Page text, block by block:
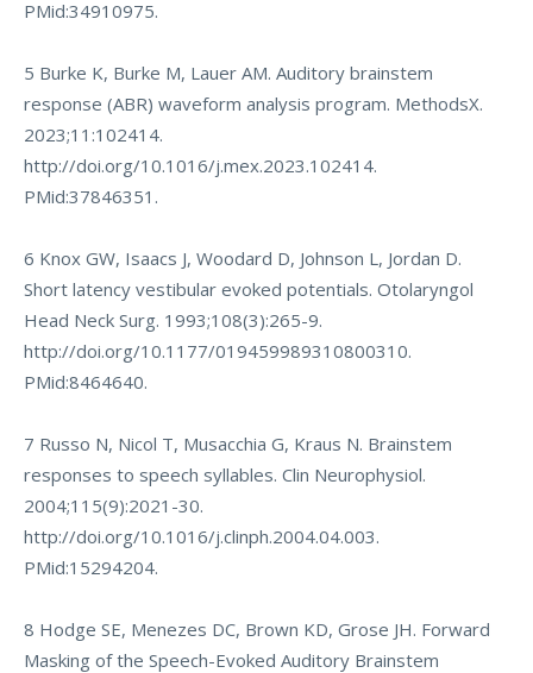
PMid:34910975.
5 Burke K, Burke M, Lauer AM. Auditory brainstem
response (ABR) waveform analysis program. MethodsX.
2023;11:102414.
http://doi.org/10.1016/j.mex.2023.102414.
PMid:37846351.
6 Knox GW, Isaacs J, Woodard D, Johnson L, Jordan D.
Short latency vestibular evoked potentials. Otolaryngol
Head Neck Surg. 1993;108(3):265-9.
http://doi.org/10.1177/019459989310800310.
PMid:8464640.
7 Russo N, Nicol T, Musacchia G, Kraus N. Brainstem
responses to speech syllables. Clin Neurophysiol.
2004;115(9):2021-30.
http://doi.org/10.1016/j.clinph.2004.04.003.
PMid:15294204.
8 Hodge SE, Menezes DC, Brown KD, Grose JH. Forward
Masking of the Speech-Evoked Auditory Brainstem